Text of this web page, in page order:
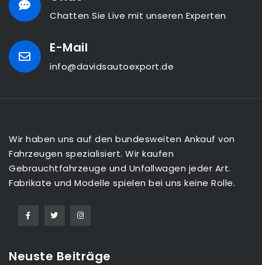
Chatten Sie Live mit unseren Experten
E-Mail
info@davidsautoexport.de
Wir haben uns auf den bundesweiten Ankauf von
Fahrzeugen spezialisiert. Wir kaufen
Gebrauchtfahrzeuge und Unfallwagen jeder Art.
Fabrikate und Modelle spielen bei uns keine Rolle.
Neuste Beiträge